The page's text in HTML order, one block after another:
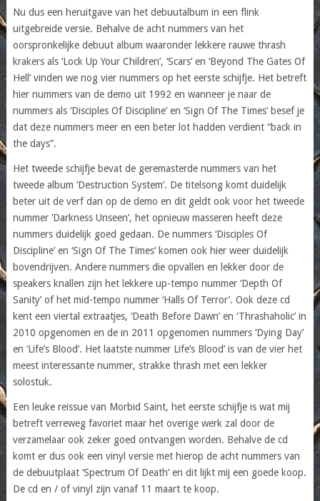
Nu dus een heruitgave van het debuutalbum in een flink
uitgebreide versie. Behalve de acht nummers van het
oorspronkelijke debuut album waaronder lekkere rauwe thrash
krakers als ‘Lock Up Your Children’, ‘Scars’ en ‘Beyond The Gates Of
Hell’ vinden we nog vier nummers op het eerste schijfje. Het betreft
hier nummers van de demo uit 1992 en wanneer je naar de
nummers als ‘Disciples Of Discipline’ en ‘Sign Of The Times’ besef je
dat deze nummers meer en een beter lot hadden verdient “back in
the days”.
Het tweede schijfje bevat de geremasterde nummers van het
tweede album ‘Destruction System’. De titelsong komt duidelijk
beter uit de verf dan op de demo en dit geldt ook voor het tweede
nummer ‘Darkness Unseen’, het opnieuw masseren heeft deze
nummers duidelijk goed gedaan. De nummers ‘Disciples Of
Discipline’ en ‘Sign Of The Times’ komen ook hier weer duidelijk
bovendrijven. Andere nummers die opvallen en lekker door de
speakers knallen zijn het lekkere up-tempo nummer ‘Depth Of
Sanity’ of het mid-tempo nummer ‘Halls Of Terror’. Ook deze cd
kent een viertal extraatjes, ‘Death Before Dawn’ en ‘Thrashaholic’ in
2010 opgenomen en de in 2011 opgenomen nummers ‘Dying Day’
en ‘Life’s Blood’. Het laatste nummer Life’s Blood’ is van de vier het
meest interessante nummer, strakke thrash met een lekker
solostuk.
Een leuke reissue van Morbid Saint, het eerste schijfje is wat mij
betreft verreweg favoriet maar het overige werk zal door de
verzamelaar ook zeker goed ontvangen worden. Behalve de cd
komt er dus ook een vinyl versie met hierop de acht nummers van
de debuutplaat ‘Spectrum Of Death’ en dit lijkt mij een goede koop.
De cd en / of vinyl zijn vanaf 11 maart te koop.